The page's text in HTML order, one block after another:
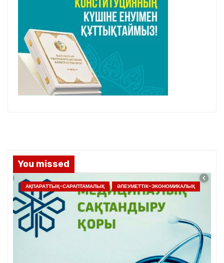
You missed
АҚПАРАТТЫҚ-САРАПТАМАЛЫҚ ӘЛЕУМЕТТІК-ЭКОНОМИКАЛЫҚ